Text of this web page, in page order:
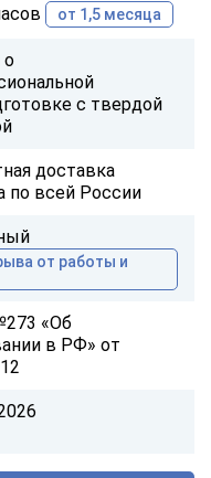
от 1,5 месяца
о
с твердой
доставка
по всей России
от работы и
«Об
в РФ» от